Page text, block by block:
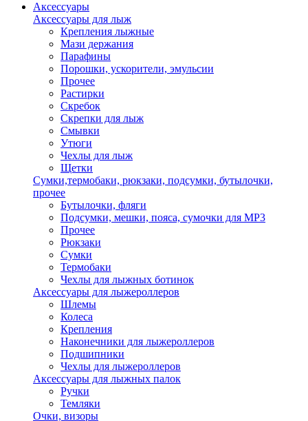
Аксессуары
Аксессуары для лыж
Крепления лыжные
Мази держания
Парафины
Порошки, ускорители, эмульсии
Прочее
Растирки
Скребок
Скрепки для лыж
Смывки
Утюги
Чехлы для лыж
Щетки
Сумки,термобаки, рюкзаки, подсумки, бутылочки,
прочее
Бутылочки, фляги
Подсумки, мешки, пояса, сумочки для MP3
Прочее
Рюкзаки
Сумки
Термобаки
Чехлы для лыжных ботинок
Аксессуары для лыжероллеров
Шлемы
Колеса
Крепления
Наконечники для лыжероллеров
Подшипники
Чехлы для лыжероллеров
Аксессуары для лыжных палок
Ручки
Темляки
Очки, визоры